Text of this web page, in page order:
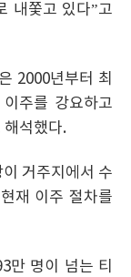
내쫓고 있다”고
2000년부터 최
주를 강요하고
해석했다.
거주지에서 수
재 이주 절차를
만 명이 넘는 티